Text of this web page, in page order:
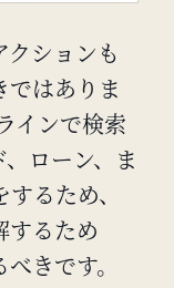
クションも
ではありま
インで検索
ローン、ま
るため、
するため
きです。